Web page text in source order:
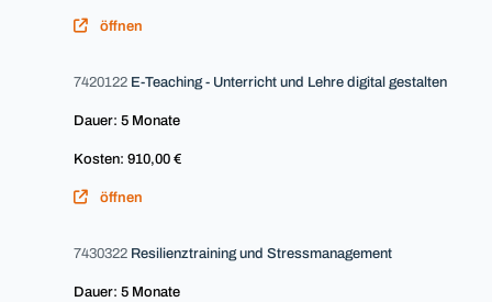
öffnen
7420122 E-Teaching - Unterricht und Lehre digital gestalten
Dauer: 5 Monate
Kosten: 910,00 €
öffnen
7430322 Resilienztraining und Stressmanagement
Dauer: 5 Monate